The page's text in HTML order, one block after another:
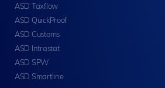
ASD Taxflow
ASD QuickProof
ASD Customs
ASD Intrastat
ASD SPW
ASD Smartline